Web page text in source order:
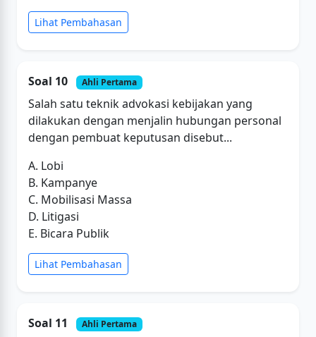
Lihat Pembahasan
Soal 10 Ahli Pertama
Salah satu teknik advokasi kebijakan yang
dilakukan dengan menjalin hubungan personal
dengan pembuat keputusan disebut...
A. Lobi
B. Kampanye
C. Mobilisasi Massa
D. Litigasi
E. Bicara Publik
Lihat Pembahasan
Soal 11 Ahli Pertama